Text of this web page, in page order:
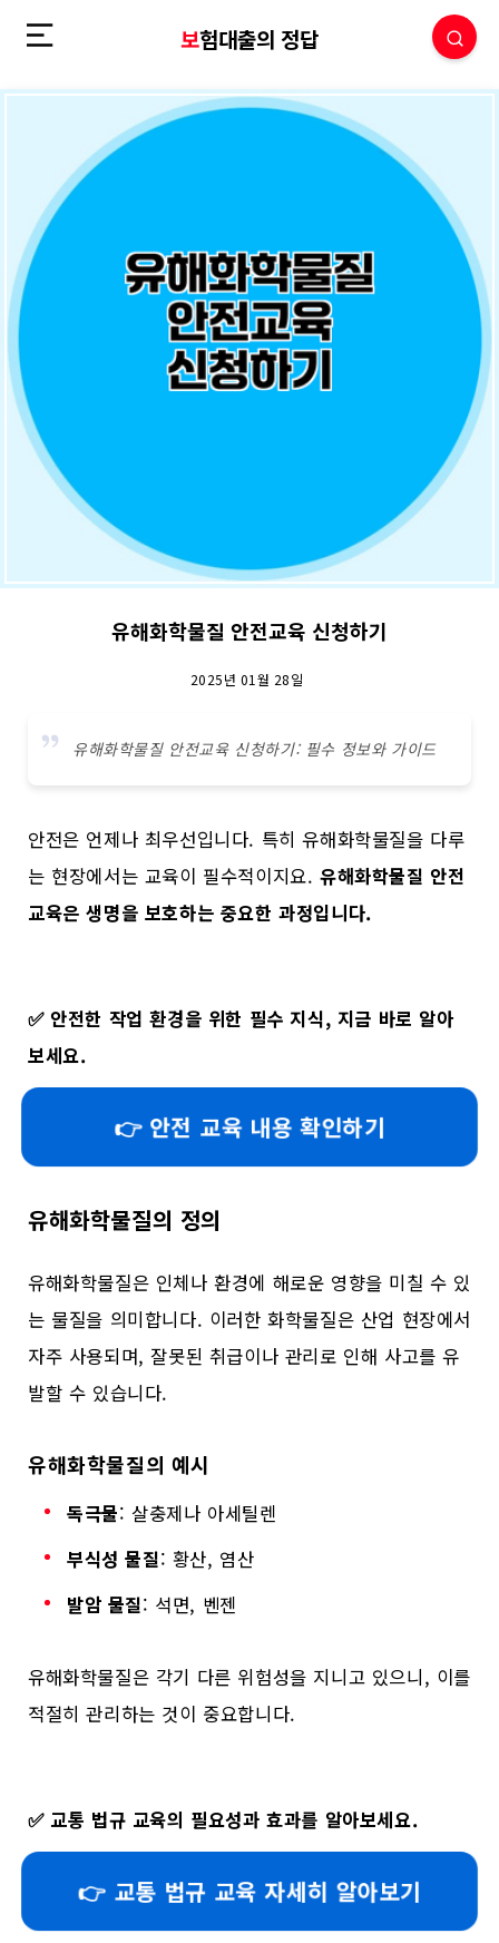
보험대출의 정답
유해화학물질 안전교육 신청하기
2025년 01월 28일
유해화학물질 안전교육 신청하기: 필수 정보와 가이드
안전은 언제나 최우선입니다. 특히 유해화학물질을 다루
는 현장에서는 교육이 필수적이지요.유해화학물질 안전
교육은 생명을 보호하는 중요한 과정입니다.
✅ 안전한 작업 환경을 위한 필수 지식, 지금 바로 알아
보세요.
👉 안전 교육 내용 확인하기
유해화학물질의 정의
유해화학물질은 인체나 환경에 해로운 영향을 미칠 수 있
는 물질을 의미합니다. 이러한 화학물질은 산업 현장에서
자주 사용되며, 잘못된 취급이나 관리로 인해 사고를 유
발할 수 있습니다.
유해화학물질의 예시
독극물: 살충제나 아세틸렌
부식성 물질: 황산, 염산
발암 물질: 석면, 벤젠
유해화학물질은 각기 다른 위험성을 지니고 있으니, 이를
적절히 관리하는 것이 중요합니다.
✅ 교통 법규 교육의 필요성과 효과를 알아보세요.
👉 교통 법규 교육 자세히 알아보기